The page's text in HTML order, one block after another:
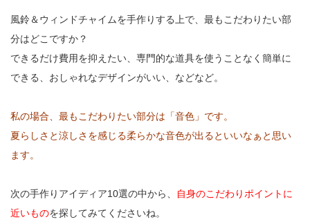
風鈴＆ウィンドチャイムを手作りする上で、最もこだわりたい部
分はどこですか？
できるだけ費用を抑えたい、専門的な道具を使うことなく簡単に
できる、おしゃれなデザインがいい、などなど。
私の場合、最もこだわりたい部分は「音色」です。
夏らしさと涼しさを感じる柔らかな音色が出るといいなぁと思い
ます。
次の手作りアイディア10選の中から、
自身のこだわりポイントに
近いものを探してみてくださいね。